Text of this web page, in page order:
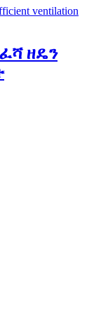
ዘዴን